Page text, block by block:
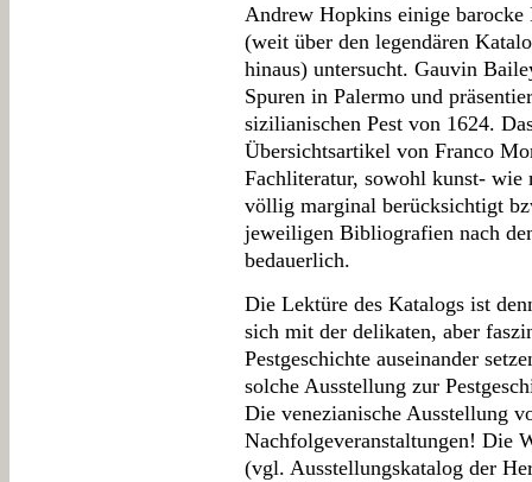
Andrew Hopkins einige barocke
(weit über den legendären
hinaus) untersucht. Gauvin
Spuren in Palermo und
sizilianischen Pest von 1624.
Übersichtsartikel von Franco
Fachliteratur, sowohl kunst-
völlig marginal berücksichtigt
jeweiligen Bibliografien nach
bedauerlich.
Die Lektüre des Katalogs ist
sich mit der delikaten, aber
Pestgeschichte auseinander
solche Ausstellung zur
Die venezianische Ausstellung
Nachfolgeveranstaltungen! Die
(vgl. Ausstellungskatalog der